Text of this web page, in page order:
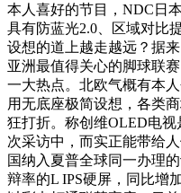
本人喜好的节目，NDC日
具有防蓝光2.0、区域对比
设想的道上越走越远？据
亚洲最值得关心的脚球联
一大热点。北欧气概有本
用无底座极简设想，各类
狂打折。称创维OLED电
次采访中，而实正能带给
国纳入夏普全球同一办理
辩率的L IPS硬屏，同比增